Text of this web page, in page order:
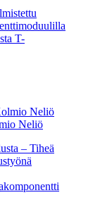
T-
Neliö